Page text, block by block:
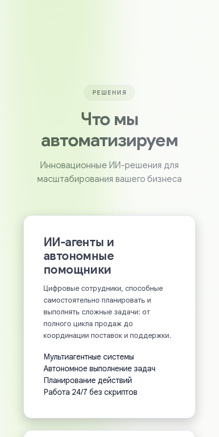
РЕШЕНИЯ
Что мы
автоматизируем
Инновационные ИИ-решения для
масштабирования вашего бизнеса
ИИ-агенты и
автономные
помощники
Цифровые сотрудники, способные
самостоятельно планировать и
выполнять сложные задачи: от
полного цикла продаж до
координации поставок и поддержки.
Мультиагентные системы
Автономное выполнение задач
Планирование действий
Работа 24/7 без скриптов